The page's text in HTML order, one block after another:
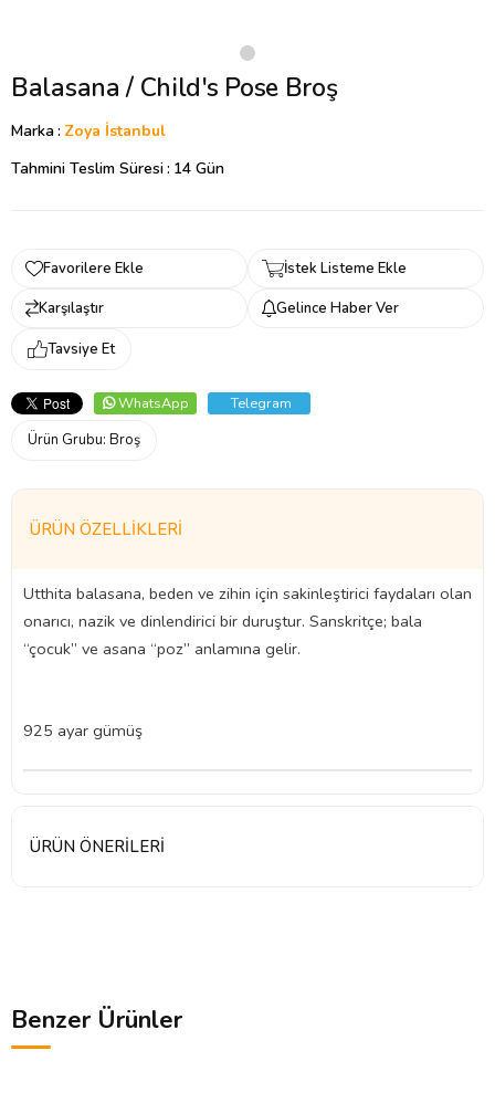
Balasana / Child's Pose Broş
Marka: Zoya İstanbul
Tahmini Teslim Süresi: 14 Gün
Favorilere Ekle
İstek Listeme Ekle
Karşılaştır
Gelince Haber Ver
Tavsiye Et
WhatsApp
Telegram
Ürün Grubu: Broş
ÜRÜN ÖZELLIKLERI
Utthita balasana, beden ve zihin için sakinleştirici faydaları olan
onarıcı, nazik ve dinlendirici bir duruştur. Sanskritçe; bala
“çocuk” ve asana “poz” anlamına gelir.
925 ayar gümüş
ÜRÜN ÖNERILERI
Benzer Ürünler